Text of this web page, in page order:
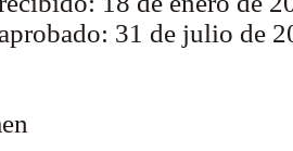
31 de julio de